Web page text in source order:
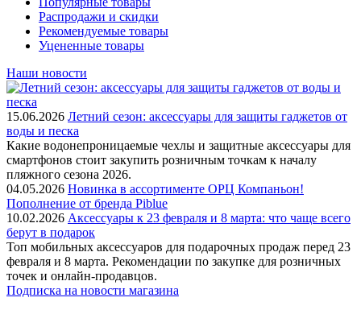
Распродажи и скидки
Рекомендуемые товары
Уцененные товары
Наши новости
15.06.2026 Летний сезон: аксессуары для защиты гаджетов от
воды и песка
Какие водонепроницаемые чехлы и защитные аксессуары для
смартфонов стоит закупить розничным точкам к началу
пляжного сезона 2026.
04.05.2026 Новинка в ассортименте OРЦ Компаньон!
Пополнение от бренда Piblue
10.02.2026 Аксессуары к 23 февраля и 8 марта: что чаще всего
берут в подарок
Топ мобильных аксессуаров для подарочных продаж перед 23
февраля и 8 марта. Рекомендации по закупке для розничных
точек и онлайн-продавцов.
Подписка на новости магазина